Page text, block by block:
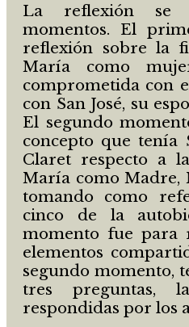
La reflexión se
momentos. El
reflexión sobre la
María como
comprometida con
con San José, su
El segundo
concepto que tenía
Claret respecto a
María como Madre,
tomando como
cinco de la
momento fue para
elementos
segundo momento,
tres preguntas,
respondidas por los